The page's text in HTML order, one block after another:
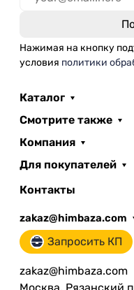
Нажимая на кнопку
условия политики
Каталог
Смотрите также
Компания
Для покупателей
Контакты
zakaz@himbaza.com
Запросить КП
zakaz@himbaza.com
Москва, Рязанский